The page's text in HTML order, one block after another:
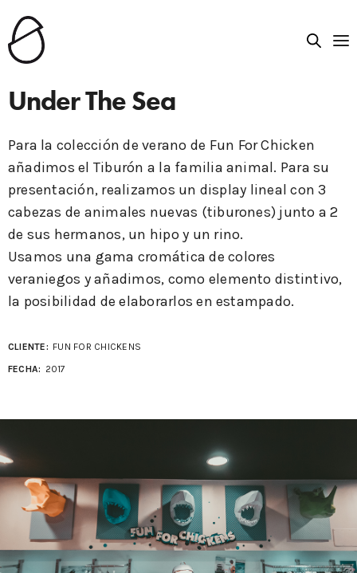
Under The Sea
Para la colección de verano de Fun For Chicken
añadimos el Tiburón a la familia animal. Para su
presentación, realizamos un display lineal con 3
cabezas de animales nuevas (tiburones) junto a 2
de sus hermanos, un hipo y un rino.
Usamos una gama cromática de colores
veraniegos y añadimos, como elemento distintivo,
la posibilidad de elaborarlos en estampado.
CLIENTE: FUN FOR CHICKENS
FECHA: 2017